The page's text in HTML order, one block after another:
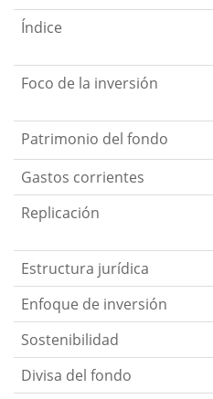
Índice
Foco de la inversión
Patrimonio del fondo
Gastos corrientes
Replicación
Estructura jurídica
Enfoque de inversión
Sostenibilidad
Divisa del fondo